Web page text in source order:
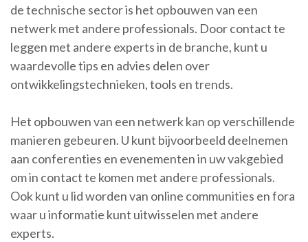
de technische sector is het opbouwen van een
netwerk met andere professionals. Door contact te
leggen met andere experts in de branche, kunt u
waardevolle tips en advies delen over
ontwikkelingstechnieken, tools en trends.
Het opbouwen van een netwerk kan op verschillende
manieren gebeuren. U kunt bijvoorbeeld deelnemen
aan conferenties en evenementen in uw vakgebied
om in contact te komen met andere professionals.
Ook kunt u lid worden van online communities en fora
waar u informatie kunt uitwisselen met andere
experts.